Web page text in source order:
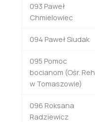
093 Paweł
Chmielowiec
094 Paweł Siudak
095 Pomoc
bocianom (Ośr. Reh.
w Tomaszowie)
096 Roksana
Radziewicz